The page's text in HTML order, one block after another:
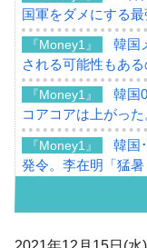
国軍をダメにする最
『Money1』
韓国
される可能性もあ
『Money1』
韓国
コアコアは上がった
『Money1』
韓国
発令。李在明「猛暑
07月販売台数は去
た。『起亜』は9台